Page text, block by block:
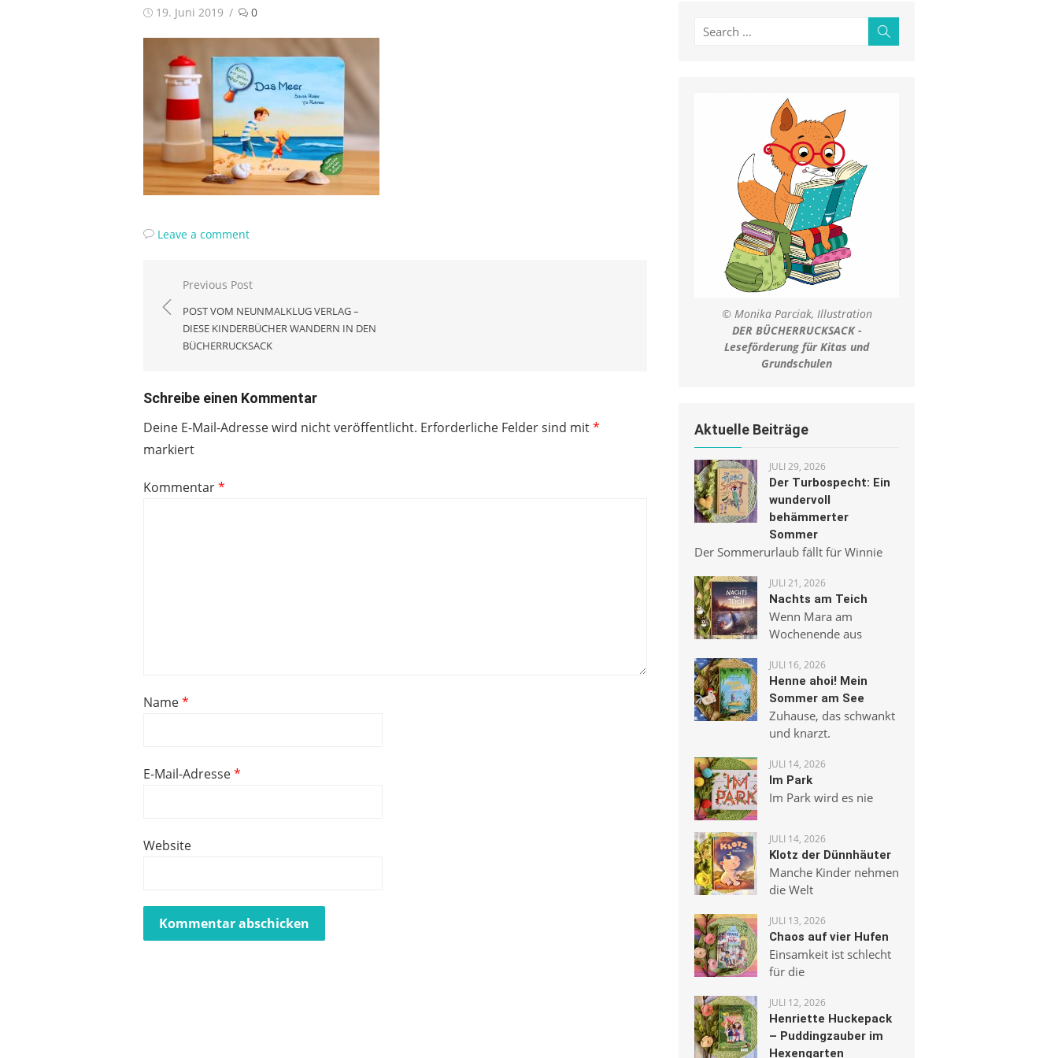
Posted
19. Juni 2019 0
Leave a comment
Beitragsnavigation
Previous Post
POST VOM NEUNMALKLUG VERLAG –
DIESE KINDERBÜCHER WANDERN IN DEN
BÜCHERRUCKSACK
Schreibe einen Kommentar
Deine E-Mail-Adresse wird nicht veröffentlicht. Erforderliche Felder sind mit*
markiert
Kommentar*
Name*
E-Mail-Adresse*
Website
Search
© Monika Parciak, Illustration
DER BÜCHERRUCKSACK -
Leseförderung für Kitas und
Grundschulen
Aktuelle Beiträge
JULI 29, 2026
Der Turbospecht: Ein
wundervoll
behämmerter
Sommer
Der Sommerurlaub fällt für Winnie
JULI 21, 2026
Nachts am Teich
Wenn Mara am
Wochenende aus
JULI 16, 2026
Henne ahoi! Mein
Sommer am See
Zuhause, das schwankt
und knarzt.
JULI 14, 2026
Im Park
Im Park wird es nie
JULI 14, 2026
Klotz der Dünnhäuter
Manche Kinder nehmen
die Welt
JULI 13, 2026
Chaos auf vier Hufen
Einsamkeit ist schlecht
für die
JULI 12, 2026
Henriette Huckepack
– Puddingzauber im
Hexengarten